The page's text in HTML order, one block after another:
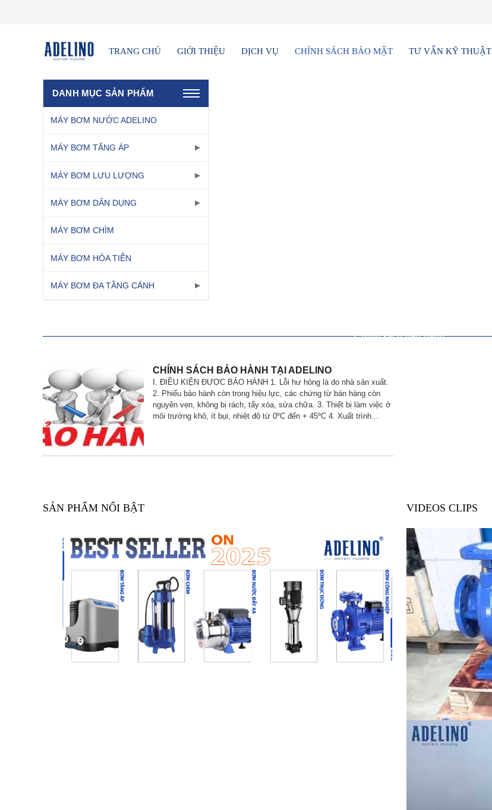
TRANG CHỦ GIỚI THIỆU DỊCH VỤ CHÍNH SÁCH BẢO MẬT TƯ VẤN KỸ THUẬT
DANH MỤC SẢN PHẨM
MÁY BƠM NƯỚC ADELINO
MÁY BƠM TĂNG ÁP
MÁY BƠM LƯU LƯỢNG
MÁY BƠM DÂN DỤNG
MÁY BƠM CHÌM
MÁY BƠM HỎA TIỄN
MÁY BƠM ĐA TẦNG CÁNH
Chính sách bảo hành
CHÍNH SÁCH BẢO HÀNH TẠI ADELINO
I. ĐIỀU KIỆN ĐƯỢC BẢO HÀNH 1. Lỗi hư hỏng là do nhà sản xuất.
2. Phiếu bảo hành còn trong hiệu lực, các chứng từ bán hàng còn
nguyên vẹn, không bị rách, tẩy xóa, sửa chữa. 3. Thiết bị làm việc ở
môi trường khô, ít bụi, nhiệt độ từ 0ºC đến + 45ºC 4. Xuất trình...
SẢN PHẨM NỔI BẬT VIDEOS CLIPS